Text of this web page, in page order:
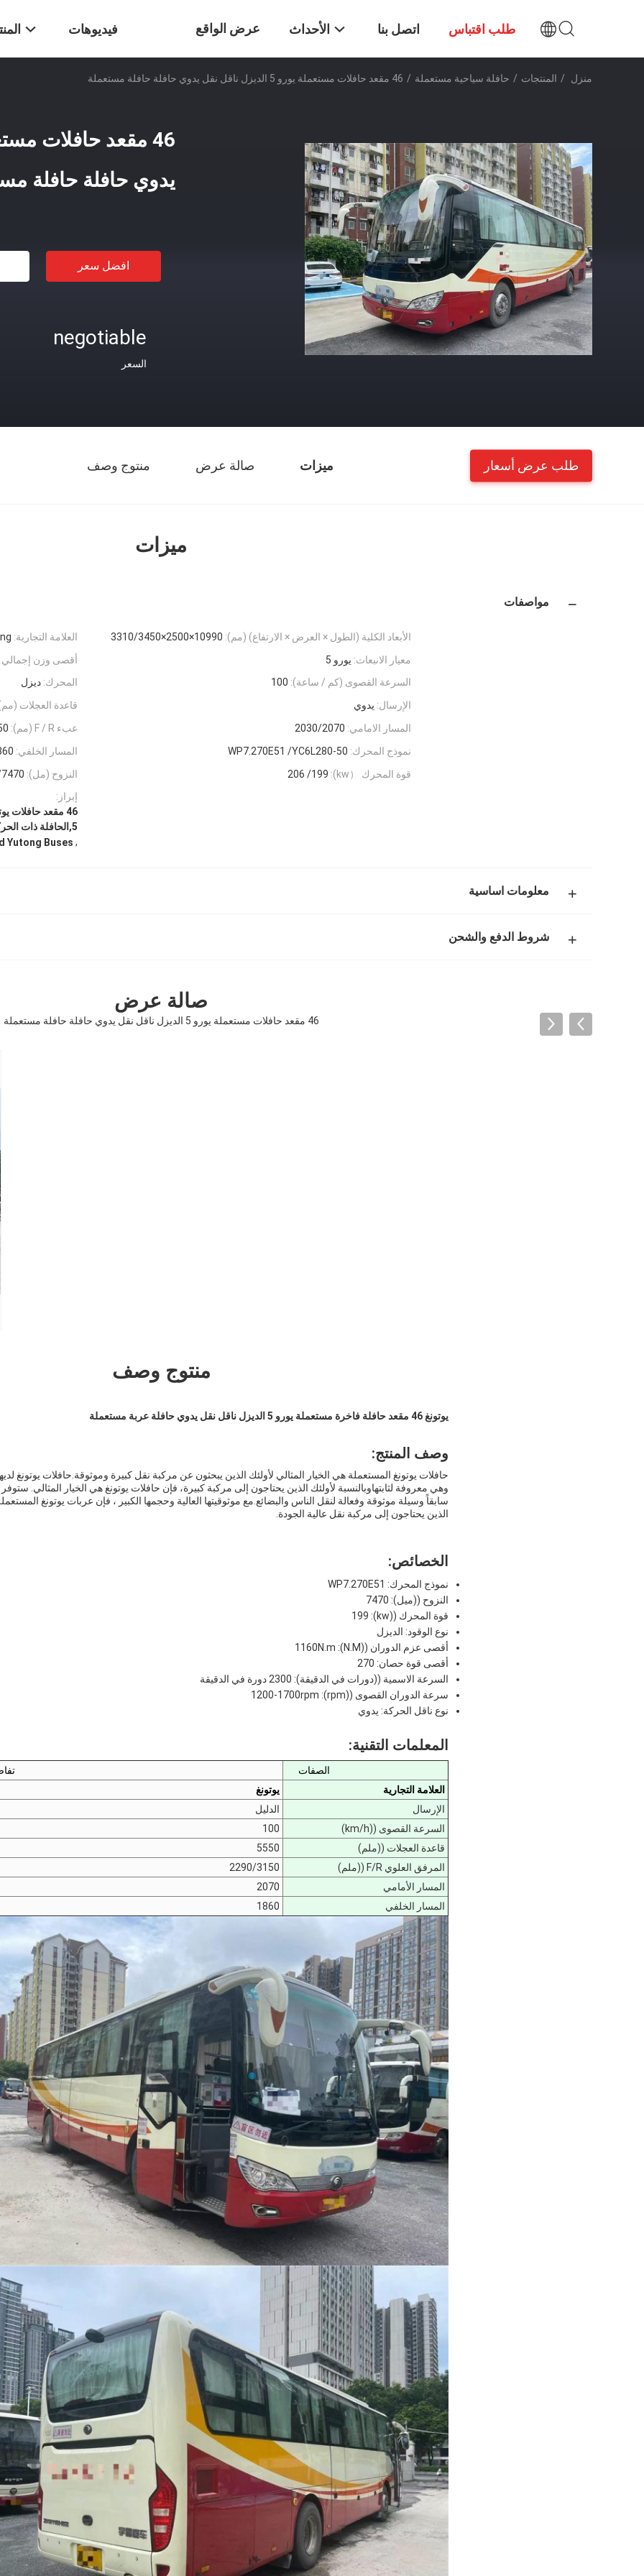
فيديوهات عرض الواقع
الافتراضي
الأحداث اتصل بنا طلب اقتباس
منزل / المنتجات / حافلة سياحية مستعملة / 46 مقعد حافلات مستعملة يورو 5 الديزل ناقل نقل يدوي حافلة حافلة مستعملة
يدوي حافلة حافلة
افضل سعر
negotiable
السعر
ميزات صالة عرض منتوج وصف طلب عرض أسعار
ميزات
مواصفات
العلامة التجارية: الأبعاد الكلية (الطول × العرض × الارتفاع) (مم): 10990×2500×3310/3450
أقصى وزن
معيار الانبعاث: يورو 5
المحرك: ديزل السرعة القصوى (كم / ساعة): 100
قاعدة العجلات
الإرسال: يدوي
عبء F / R (مم):
المسار الامامي: 2030/2070
المسار الخلفي:
نموذج المحرك: WP7.270E51 /YC6L280-50
النزوح (مل): 7470/ 8424 قوة المحرك （kw):
199/ 206
إبراز:
46 مقعد حافلات
5,الحافلة ذات الحركة اليدوية
,
Yutong Buses
معلومات اساسية
شروط الدفع والشحن
صالة عرض
46 مقعد حافلات مستعملة يورو 5 الديزل ناقل نقل يدوي حافلة حافلة مستعملة
منتوج وصف
يوتونغ 46 مقعد حافلة فاخرة مستعملة يورو 5 الديزل ناقل نقل يدوي حافلة عربة مستعملة
وصف المنتج:
حافلات يوتونغ المستعملة هي الخيار المثالي لأولئك الذين يبحثون عن مركبة نقل كبيرة وموثوقة.حافلات يوتونغ
وهي معروفة لثابتهاوبالنسبة لأولئك الذين يحتاجون إلى مركبة كبيرة، فإن حافلات يوتونغ هي الخيار المثالي. ستوفر
سابقاً وسيلة موثوقة وفعالة لنقل الناس والبضائع.مع موثوقيتها العالية وحجمها الكبير ، فإن عربات يوتونغ
الذين يحتاجون إلى مركبة نقل عالية الجودة.
الخصائص:
نموذج المحرك: WP7.270E51
النزوح ((ميل): 7470
قوة المحرك ((kw): 199
نوع الوقود: الديزل
أقصى عزم الدوران ((N.M): 1160N.m
أقصى قوة حصان: 270
السرعة الاسمية ((دورات في الدقيقة): 2300 دورة في الدقيقة
سرعة الدوران القصوى ((rpm): 1200-1700rpm
نوع ناقل الحركة: يدوي
المعلمات التقنية:
الصفات
العلامة التجارية
يوتونغ
الإرسال
الدليل
السرعة القصوى ((km/h)
100
قاعدة العجلات ((ملم)
5550
المرفق العلوي F/R ((ملم)
2290/3150
المسار الأمامي
2070
المسار الخلفي
1860